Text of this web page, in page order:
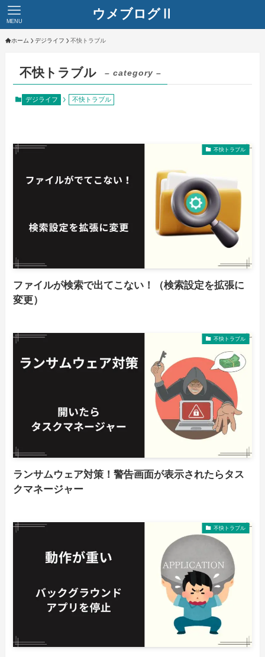
ウメブログⅡ
MENU
ホーム デジライフ 不快トラブル
不快トラブル – category –
デジライフ 不快トラブル
不快トラブル
ファイルが検索で出てこない！（検索設定を拡張に
変更）
不快トラブル
ランサムウェア対策！警告画面が表示されたらタス
クマネージャー
不快トラブル